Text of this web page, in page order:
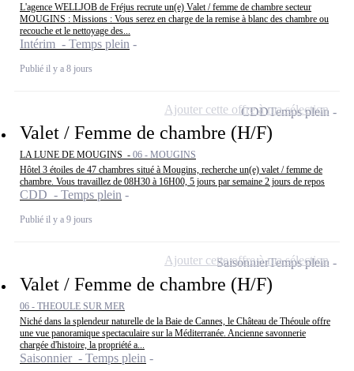
L'agence WELLJOB de Fréjus recrute un(e) Valet / femme de chambre secteur
MOUGINS : Missions : Vous serez en charge de la remise à blanc des chambre ou
recouche et le nettoyage des...
Intérim - Temps plein
Publié il y a 8 jours
Valet / Femme de chambre (H/F)
LA LUNE DE MOUGINS - 06 - MOUGINS
Hôtel 3 étoiles de 47 chambres situé à Mougins, recherche un(e) valet / femme de
chambre. Vous travaillez de 08H30 à 16H00, 5 jours par semaine 2 jours de repos
CDD - Temps plein
Publié il y a 9 jours
CDDTemps plein
Ajouter cette offre à ma sélection
Valet / Femme de chambre (H/F)
06 - THEOULE SUR MER
Niché dans la splendeur naturelle de la Baie de Cannes, le Château de Théoule offre
une vue panoramique spectaculaire sur la Méditerranée. Ancienne savonnerie
chargée d'histoire, la propriété a...
Saisonnier - Temps plein
SaisonnierTemps plein
Ajouter cette offre à ma sélection